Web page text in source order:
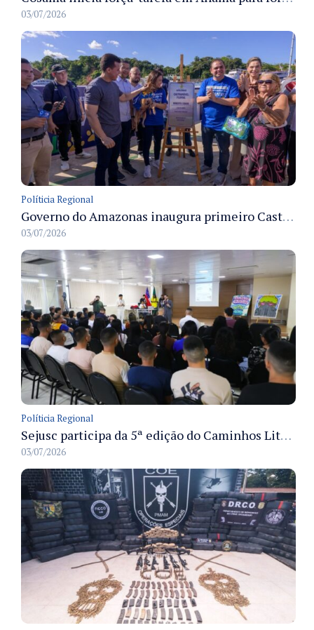
03/07/2026
Políticia Regional
Governo do Amazonas inaugura primeiro Castramóvel Fluvial para atendimento veterinário às comunidades ribeirinhas e castração gratuita
03/07/2026
Políticia Regional
Sejusc participa da 5ª edição do Caminhos Literários com foco na cultura hip-hop nas unidades socioeducativas
03/07/2026